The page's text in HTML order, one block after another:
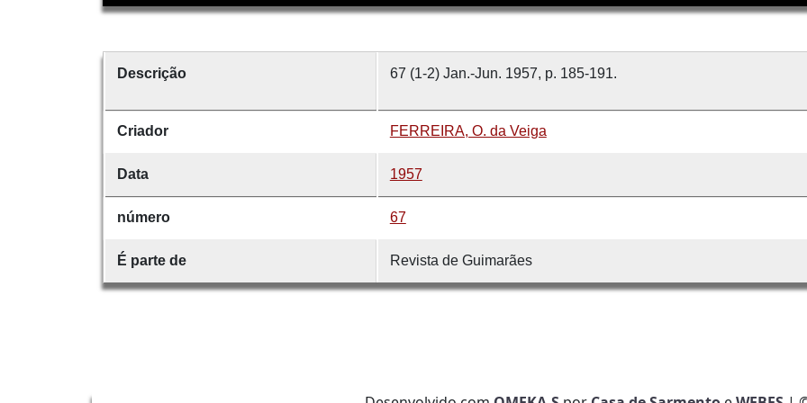
Descrição 67 (1-2) Jan.-Jun. 1957, p. 185-191.
Criador FERREIRA, O. da Veiga
Data 1957
número 67
É parte de Revista de Guimarães